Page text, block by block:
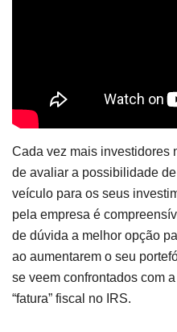
Cada vez mais investidores
de avaliar a possibilidade
veículo para os seus
pela empresa é
de dúvida a melhor opção
ao aumentarem o seu
se veem confrontados com
“fatura” fiscal no IRS.